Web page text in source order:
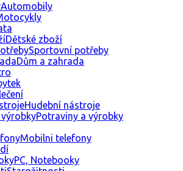
Automobily
Dětské zboží
Sportovní potřeby
Dům a zahrada
Hudební nástroje
Potraviny a výrobky
Mobilni telefony
PC, Notebooky